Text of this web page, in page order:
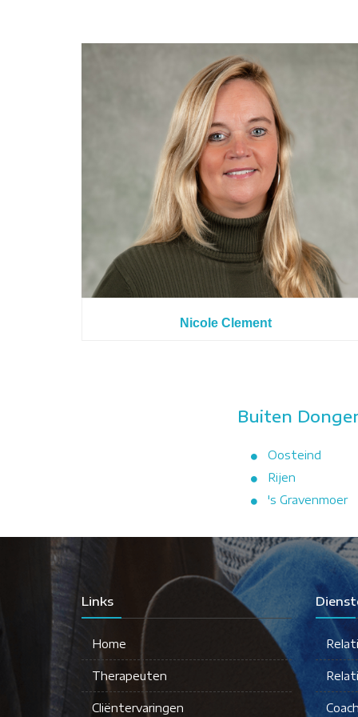
Nicole Clement
Buiten
Oosteind
Rijen
's Gravenmoer
Links
Home
Therapeuten
Cliëntervaringen